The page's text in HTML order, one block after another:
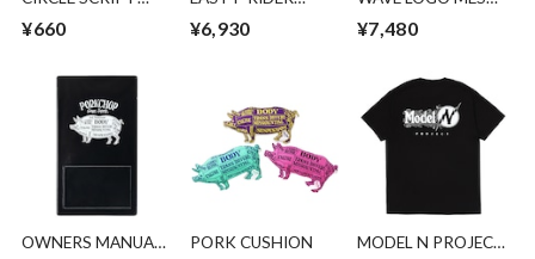
STICKER
¥660
TEE/CARDINAL RED
¥6,930
CAP
¥7,480
OWNERS MANUAL
PORK CUSHION
MODEL N PROJECT